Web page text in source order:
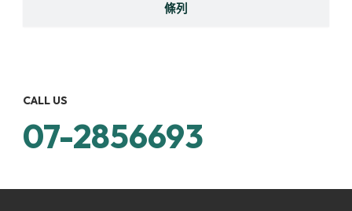
條列
CALL US
07-2856693